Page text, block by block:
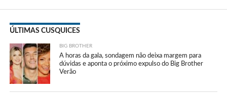
ÚLTIMAS CUSQUICES
BIG BROTHER
A horas da gala, sondagem não deixa margem para
dúvidas e aponta o próximo expulso do Big Brother
Verão